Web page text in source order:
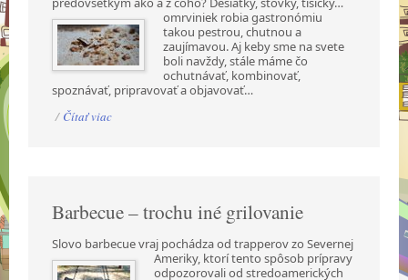
omrviniek robia gastronómiu
takou pestrou, chutnou a
zaujímavou. Aj keby sme na svete
boli navždy, stále máme čo
ochutnávať, kombinovať,
spoznávať, pripravovať a objavovať…
/ Čítať viac
Barbecue – trochu iné grilovanie
Slovo barbecue vraj pochádza od trapperov zo Severnej
Ameriky, ktorí tento spôsob prípravy
odpozorovali od stredoamerických